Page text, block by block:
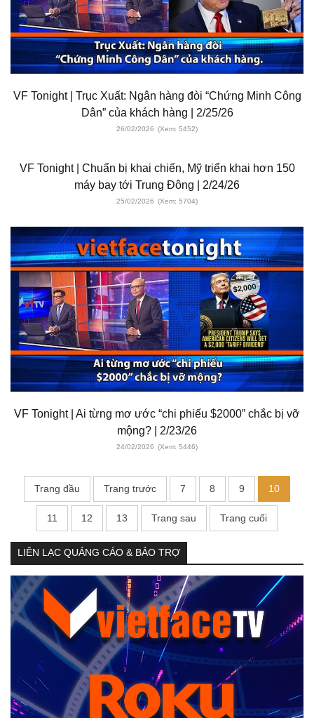
VF Tonight | Trục Xuất: Ngân hàng đòi “Chứng Minh Công
Dân” của khách hàng | 2/25/26
26/02/2026 (Xem: 5452)
VF Tonight | Chuẩn bị khai chiến, Mỹ triển khai hơn 150
máy bay tới Trung Đông | 2/24/26
25/02/2026 (Xem: 5704)
VF Tonight | Ai từng mơ ước “chi phiếu $2000” chắc bị vỡ
mộng? | 2/23/26
24/02/2026 (Xem: 5446)
Trang đầu Trang trước 7 8 9 10
11 12 13 Trang sau Trang cuối
LIÊN LẠC QUẢNG CÁO & BẢO TRỢ